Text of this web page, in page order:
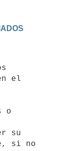
el
o
su
si no